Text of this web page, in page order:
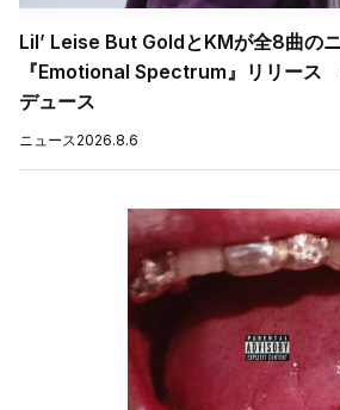
Lil’ Leise But GoldとKMが全8曲の
『Emotional Spectrum』リリース
デュース
ニュース2026.8.6